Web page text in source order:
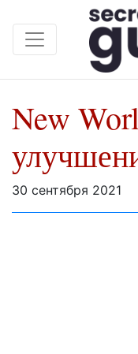
New
30 сентября 2021